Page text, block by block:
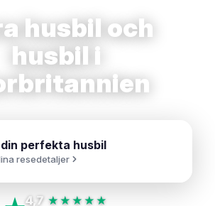
husbil och
husbil i
perfekta husbil
resedetaljer
4,7 ★★★★★